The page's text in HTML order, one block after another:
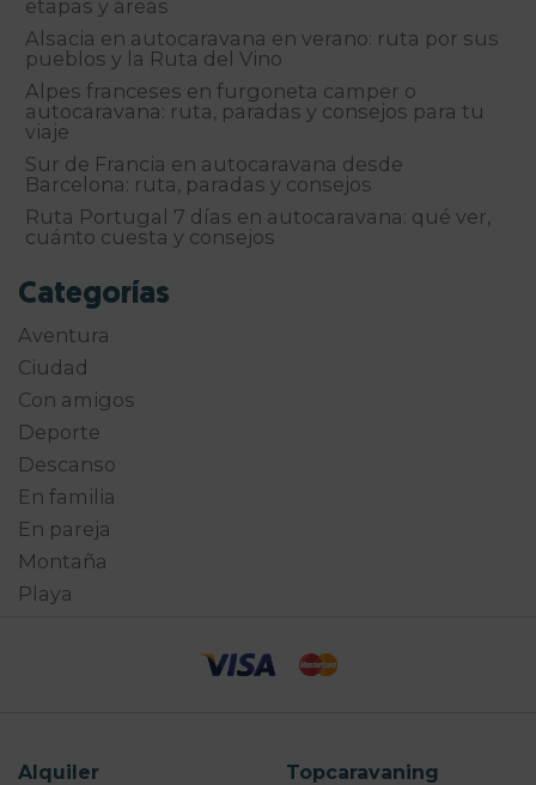
etapas y áreas
Alsacia en autocaravana en verano: ruta por sus
pueblos y la Ruta del Vino
Alpes franceses en furgoneta camper o
autocaravana: ruta, paradas y consejos para tu
viaje
Sur de Francia en autocaravana desde
Barcelona: ruta, paradas y consejos
Ruta Portugal 7 días en autocaravana: qué ver,
cuánto cuesta y consejos
Categorías
Aventura
Ciudad
Con amigos
Deporte
Descanso
En familia
En pareja
Montaña
Playa
Alquiler Topcaravaning